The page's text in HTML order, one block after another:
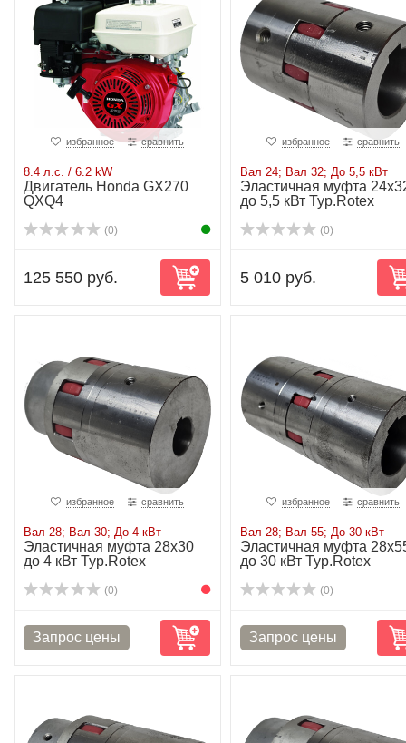
избранное сравнить
8.4 л.с. / 6.2 kW
Двигатель Honda GX270
QXQ4
(0)
125 550 руб.
избранное сравнить
Вал 24; Вал 32; До 5,5 кВт
Эластичная муфта
до 5,5 кВт Typ.Rotex
(0)
5 010 руб.
избранное сравнить
Вал 28; Вал 30; До 4 кВт
Эластичная муфта 28х30
до 4 кВт Typ.Rotex
(0)
избранное сравнить
Вал 28; Вал 55; До 30 кВт
Эластичная муфта
до 30 кВт Typ.Rotex
(0)